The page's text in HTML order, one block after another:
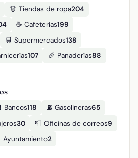
👗 Tiendas de ropa204
☕ Cafeterías199
🛒 Supermercados138
107 🥖 Panaderías88
Bancos118 ⛽ Gasolineras65
30 📮 Oficinas de correos9
2